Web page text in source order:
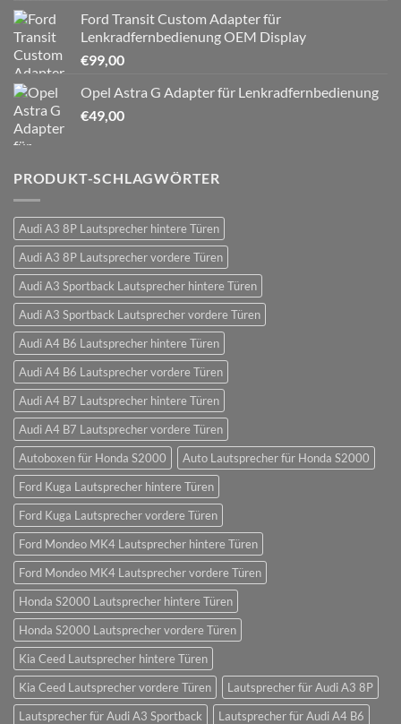
Ford Transit Custom Adapter für
Lenkradfernbedienung OEM Display
€99,00
Opel Astra G Adapter für Lenkradfernbedienung
€49,00
PRODUKT-SCHLAGWÖRTER
Audi A3 8P Lautsprecher hintere Türen
Audi A3 8P Lautsprecher vordere Türen
Audi A3 Sportback Lautsprecher hintere Türen
Audi A3 Sportback Lautsprecher vordere Türen
Audi A4 B6 Lautsprecher hintere Türen
Audi A4 B6 Lautsprecher vordere Türen
Audi A4 B7 Lautsprecher hintere Türen
Audi A4 B7 Lautsprecher vordere Türen
Autoboxen für Honda S2000
Auto Lautsprecher für Honda S2000
Ford Kuga Lautsprecher hintere Türen
Ford Kuga Lautsprecher vordere Türen
Ford Mondeo MK4 Lautsprecher hintere Türen
Ford Mondeo MK4 Lautsprecher vordere Türen
Honda S2000 Lautsprecher hintere Türen
Honda S2000 Lautsprecher vordere Türen
Kia Ceed Lautsprecher hintere Türen
Kia Ceed Lautsprecher vordere Türen
Lautsprecher für Audi A3 8P
Lautsprecher für Audi A3 Sportback
Lautsprecher für Audi A4 B6